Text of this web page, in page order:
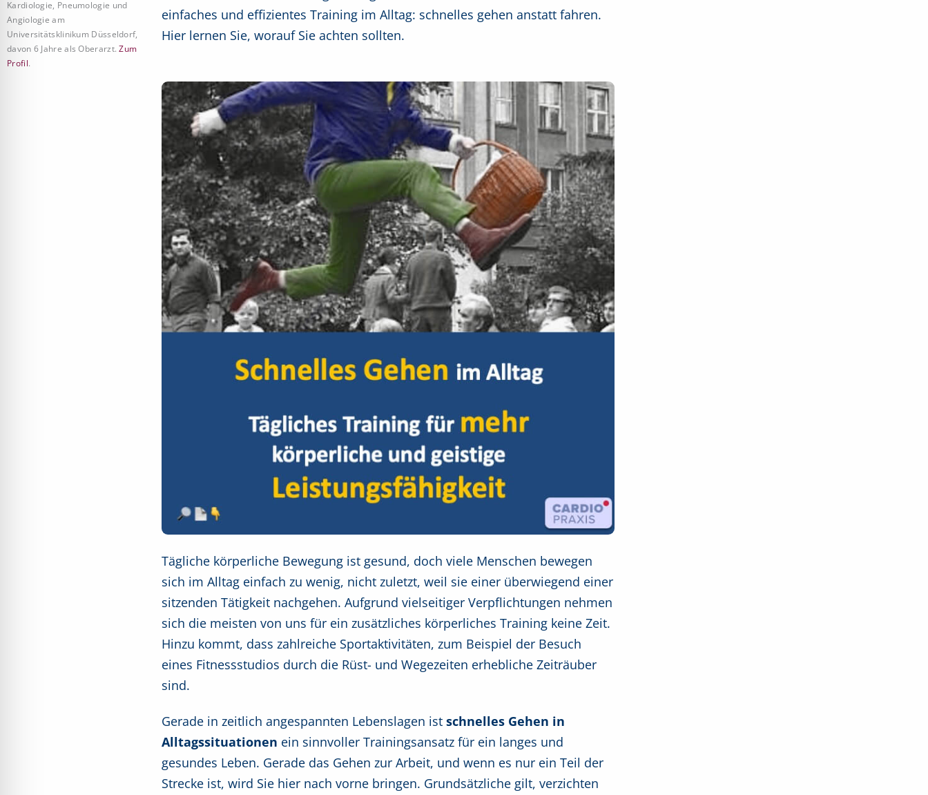
Kardiologie, Pneumologie und
Angiologie am
Universitätsklinikum Düsseldorf,
davon 6 Jahre als Oberarzt.Zum
Profil.
einfaches und effizientes Training im Alltag: schnelles gehen anstatt fahren.
Hier lernen Sie, worauf Sie achten sollten.
Tägliche körperliche Bewegung ist gesund, doch viele Menschen bewegen
sich im Alltag einfach zu wenig, nicht zuletzt, weil sie einer überwiegend einer
sitzenden Tätigkeit nachgehen. Aufgrund vielseitiger Verpflichtungen nehmen
sich die meisten von uns für ein zusätzliches körperliches Training keine Zeit.
Hinzu kommt, dass zahlreiche Sportaktivitäten, zum Beispiel der Besuch
eines Fitnessstudios durch die Rüst- und Wegezeiten erhebliche Zeiträuber
sind.
Gerade in zeitlich angespannten Lebenslagen ist schnelles Gehen in
Alltagssituationen ein sinnvoller Trainingsansatz für ein langes und
gesundes Leben. Gerade das Gehen zur Arbeit, und wenn es nur ein Teil der
Strecke ist, wird Sie hier nach vorne bringen. Grundsätzliche gilt, verzichten